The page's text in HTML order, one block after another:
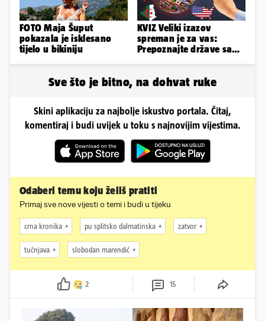
FOTO Maja Šuput
pokazala je isklesano
tijelo u bikiniju
KVIZ Veliki izazov
spreman je za vas:
Prepoznajte države samo
Sve što je bitno, na dohvat ruke
Skini aplikaciju za najbolje iskustvo portala. Čitaj,
komentiraj i budi uvijek u toku s najnovijim vijestima.
Odaberi temu koju želiš pratiti
Primaj sve nove vijesti o temi i budi u tijeku
crna kronika pu splitsko dalmatinska zatvor
tučnjava slobodan marendić
2 15